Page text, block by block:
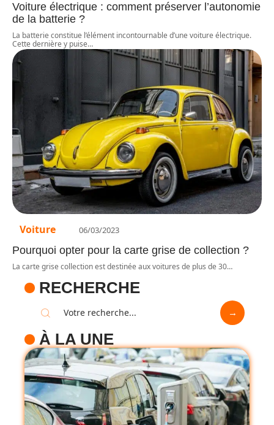
Voiture électrique : comment préserver l’autonomie
de la batterie ?
La batterie constitue l’élément incontournable d’une voiture électrique.
Cette dernière y puise…
Voiture 06/03/2023
Pourquoi opter pour la carte grise de collection ?
La carte grise collection est destinée aux voitures de plus de 30…
RECHERCHE
À LA UNE